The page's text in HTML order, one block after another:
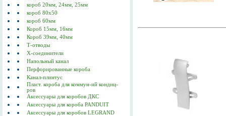
короб 20мм, 24мм, 25мм
короб 80х50
короб 60мм
Короб 15мм, 16мм
Короб 39мм, 40мм
Т-отводы
Х-соединители
Напольный канал
Перфорированные короба
Канал-плинтус
Пласт. короба для коммун-ий кондиц-
ров
Аксессуары для коробов ДКС
Аксессуары для короба PANDUIT
Аксессуары для коробов LEGRAND